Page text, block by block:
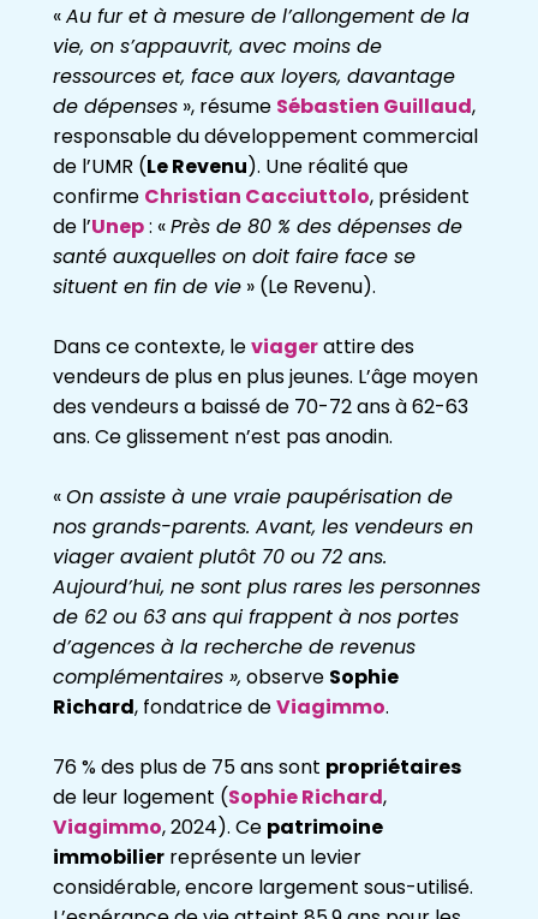
«Au fur et à mesure de l’allongement de la
vie, on s’appauvrit, avec moins de
ressources et, face aux loyers, davantage
de dépenses », résume Sébastien Guillaud,
responsable du développement commercial
de l’UMR (Le Revenu). Une réalité que
confirme Christian Cacciuttolo, président
de l’Unep: «Près de 80 % des dépenses de
santé auxquelles on doit faire face se
situent en fin de vie » (Le Revenu).
Dans ce contexte, leviagerattire des
vendeurs de plus en plus jeunes. L’âge moyen
des vendeurs a baissé de 70-72 ans à 62-63
ans. Ce glissement n’est pas anodin.
«On assiste à une vraie paupérisation de
nos grands-parents. Avant, les vendeurs en
viager avaient plutôt 70 ou 72 ans.
Aujourd’hui, ne sont plus rares les personnes
de 62 ou 63 ans qui frappent à nos portes
d’agences à la recherche de revenus
complémentaires », observe Sophie
Richard, fondatrice deViagimmo.
76 % des plus de 75 ans sont propriétaires
de leur logement (Sophie Richard,
Viagimmo, 2024). Ce patrimoine
immobilier représente un levier
considérable, encore largement sous-utilisé.